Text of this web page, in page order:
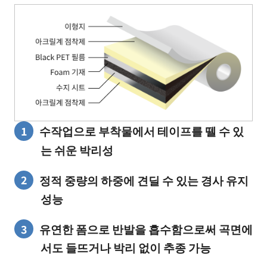
수작업으로 부착물에서 테이프를 뗄 수 있
는 쉬운 박리성
정적 중량의 하중에 견딜 수 있는 경사 유지
성능
유연한 폼으로 반발을 흡수함으로써 곡면에
서도 들뜨거나 박리 없이 추종 가능